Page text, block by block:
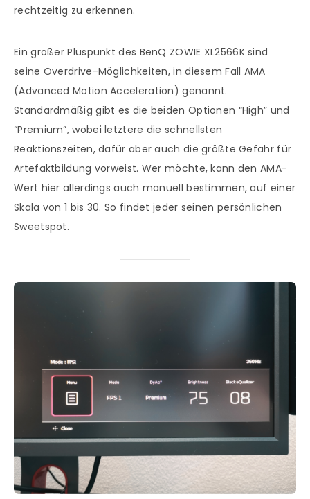
rechtzeitig zu erkennen.
Ein großer Pluspunkt des BenQ ZOWIE XL2566K sind
seine Overdrive-Möglichkeiten, in diesem Fall AMA
(Advanced Motion Acceleration) genannt.
Standardmäßig gibt es die beiden Optionen “High” und
“Premium”, wobei letztere die schnellsten
Reaktionszeiten, dafür aber auch die größte Gefahr für
Artefaktbildung vorweist. Wer möchte, kann den AMA-
Wert hier allerdings auch manuell bestimmen, auf einer
Skala von 1 bis 30. So findet jeder seinen persönlichen
Sweetspot.